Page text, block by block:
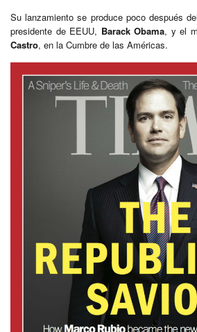
Su lanzamiento se produce poco después
presidente de EEUU, Barack Obama, y el
Castro, en la Cumbre de las Américas.